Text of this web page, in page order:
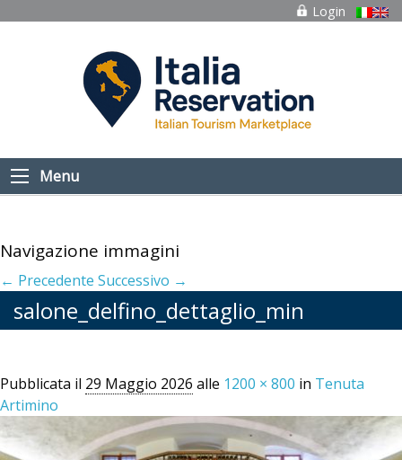
Login
Menu
Navigazione immagini
← Precedente Successivo →
salone_delfino_dettaglio_min
Pubblicata il 29 Maggio 2026 alle 1200 × 800 in Tenuta
Artimino